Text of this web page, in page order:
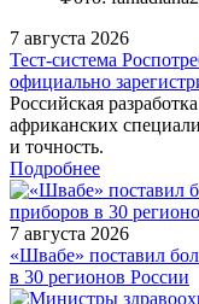
7 августа 2026
Тест‑система
официально
Российская
африканских
и точность.
Подробнее
7 августа 2026
«Швабе» поставил
в 30 регионов России